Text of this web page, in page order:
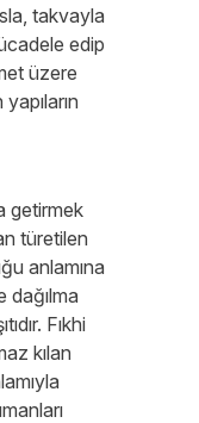
takvayla
edip
üzere
getirmek
türetilen
anlamına
dağılma
Fıkhi
kılan